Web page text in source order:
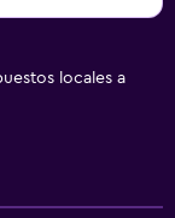
locales a